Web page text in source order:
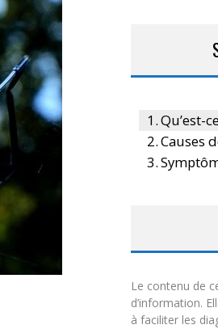
Qu’est-
Causes
Le contenu de
d’information.
à faciliter les